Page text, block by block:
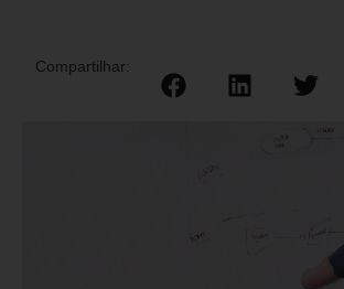
Compartilhar: